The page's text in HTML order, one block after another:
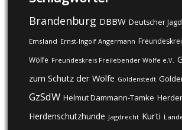
Brandenburg DBBW Deutscher
Emsland Ernst-Ingolf Angermann
Wölfe Freundeskreis Freilebender Wölfe e.V.
zum Schutz der Wölfe Goldenstedt
GzSdW Helmut Dammann-Tamke
Herdenschutzhunde Jagdrecht Kurti